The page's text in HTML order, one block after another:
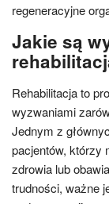
regeneracyjne
Jakie są
Rehabilitacja to
wyzwaniami
Jednym z
pacjentów, którzy
zdrowia lub
trudności, ważne